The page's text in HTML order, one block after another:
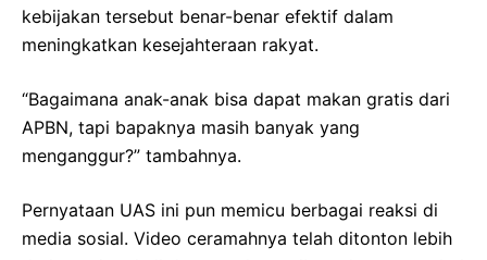
kebijakan tersebut benar-benar efektif dalam
meningkatkan kesejahteraan rakyat.
“Bagaimana anak-anak bisa dapat makan gratis dari
APBN, tapi bapaknya masih banyak yang
menganggur?” tambahnya.
Pernyataan UAS ini pun memicu berbagai reaksi di
media sosial. Video ceramahnya telah ditonton lebih